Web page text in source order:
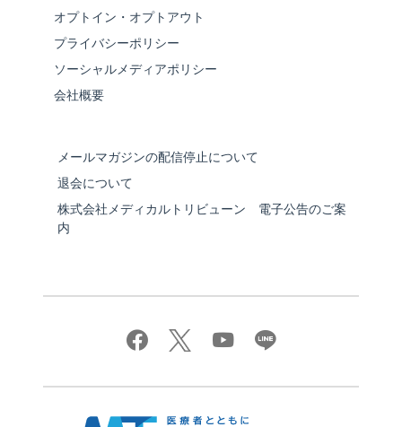
オプトイン・オプトアウト
プライバシーポリシー
ソーシャルメディアポリシー
会社概要
メールマガジンの配信停止について
退会について
株式会社メディカルトリビューン 電子公告のご案
内